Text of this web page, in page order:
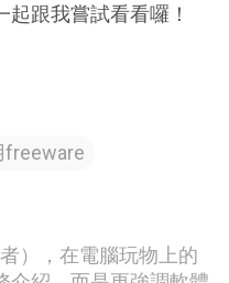
跟我嘗試看看囉！
freeware
），在電腦玩物上的